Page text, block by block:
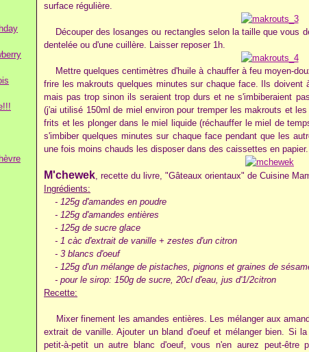
surface régulière.
Découper des losanges ou rectangles selon la taille que vous
dentelée ou d'une cuillère. Laisser reposer 1h.
Mettre quelques centimètres d'huile à chauffer à feu moyen-
frire les makrouts quelques minutes sur chaque face. Ils doivent
mais pas trop sinon ils seraient trop durs et ne s'imbiberaient
(j'ai utilisé 150ml de miel environ pour tremper les makrouts et
frits et les plonger dans le miel liquide (réchauffer le miel de
s'imbiber quelques minutes sur chaque face pendant que les
une fois moins chauds les disposer dans des caissettes en
M'chewek, recette du livre, "Gâteaux orientaux" de Cuisine
Ingrédients:
- 125g d'amandes en poudre
- 125g d'amandes entières
- 125g de sucre glace
- 1 càc d'extrait de vanille + zestes d'un citron
- 3 blancs d'oeuf
- 125g d'un mélange de pistaches, pignons et graines de
- pour le sirop: 150g de sucre, 20cl d'eau, jus d'1/2citron
Recette:
Mixer finement les amandes entières. Les mélanger aux
extrait de vanille. Ajouter un bland d'oeuf et mélanger bien. Si
petit-à-petit un autre blanc d'oeuf, vous n'en aurez peut-être